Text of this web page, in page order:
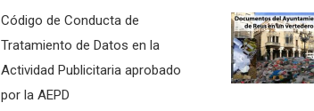
Código de Conducta de
Tratamiento de Datos en la
Actividad Publicitaria aprobado
por la AEPD